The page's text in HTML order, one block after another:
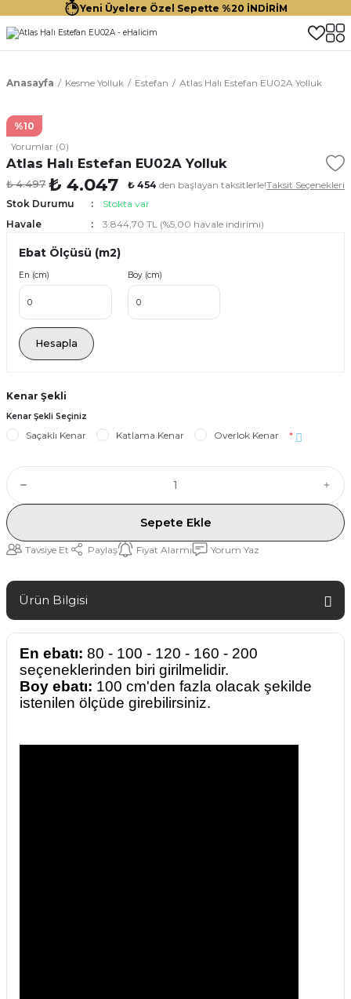
Yeni Üyelere Özel Sepette %20 İNDİRİM
Anasayfa Kesme Yolluk Estefan Atlas Halı Estefan EU02A Yolluk
%10
Yorumlar (0)
Atlas Halı Estefan EU02A Yolluk
₺ 4.497 ₺ 4.047 ₺ 454 den başlayan taksitlerle!Taksit Seçenekleri
Stok Durumu
Stokta var
Havale
3.844,70 TL (%5,00 havale indirimi)
Ebat Ölçüsü (m2)
En (cm) Boy (cm)
Hesapla
Kenar Şekli
Kenar Şekli Seçiniz
Saçaklı Kenar Katlama Kenar Overlok Kenar *
Sepete Ekle
Tavsiye Et Paylaş Fiyat Alarmı Yorum Yaz
Ürün Bilgisi
En ebatı: 80 - 100 - 120 - 160 - 200
seçeneklerinden biri girilmelidir.
Boy ebatı: 100 cm'den fazla olacak şekilde
istenilen ölçüde girebilirsiniz.